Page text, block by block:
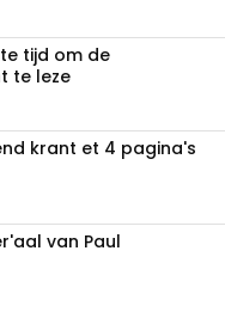
tijd om de
te leze
krant et 4 pagina's
van Paul